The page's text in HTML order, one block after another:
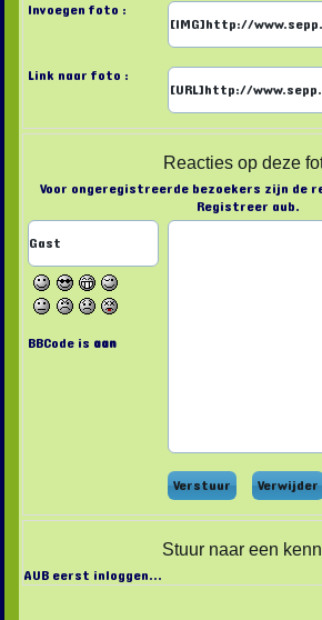
Invoegen foto :
Link naar foto :
Reacties op deze
Voor ongeregistreerde bezoekers zijn de
Registreer aub.
BBCode is aan
Stuur naar een
AUB eerst inloggen...